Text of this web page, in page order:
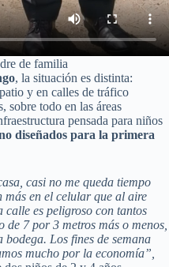
de familia
, la situación es distinta:
y en calles de tráfico
sobre todo en las áreas
pensada para niños
diseñados para la primera
casi no me queda tiempo
en el celular que al aire
calle es peligroso con tantos
7 por 3 metros más o menos,
Los fines de semana
mucho por la economía”,